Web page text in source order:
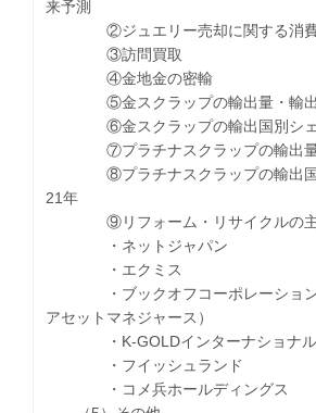
来予測
②ジュエリー売却に関する消費
③訪問買取
④金地金の密輸
⑤金スクラップの輸出量・輸出
⑥金スクラップの輸出国別シェ
⑦プラチナスクラップの輸出量
⑧プラチナスクラップの輸出国
21年
⑨リフォーム・リサイクルの主
・ネットジャパン
・エクミス
・ブックオフコーポレーション
アセットマネジャース）
・K-GOLDインターナショナル
・フイッシュランド
・コメ兵ホールディングス